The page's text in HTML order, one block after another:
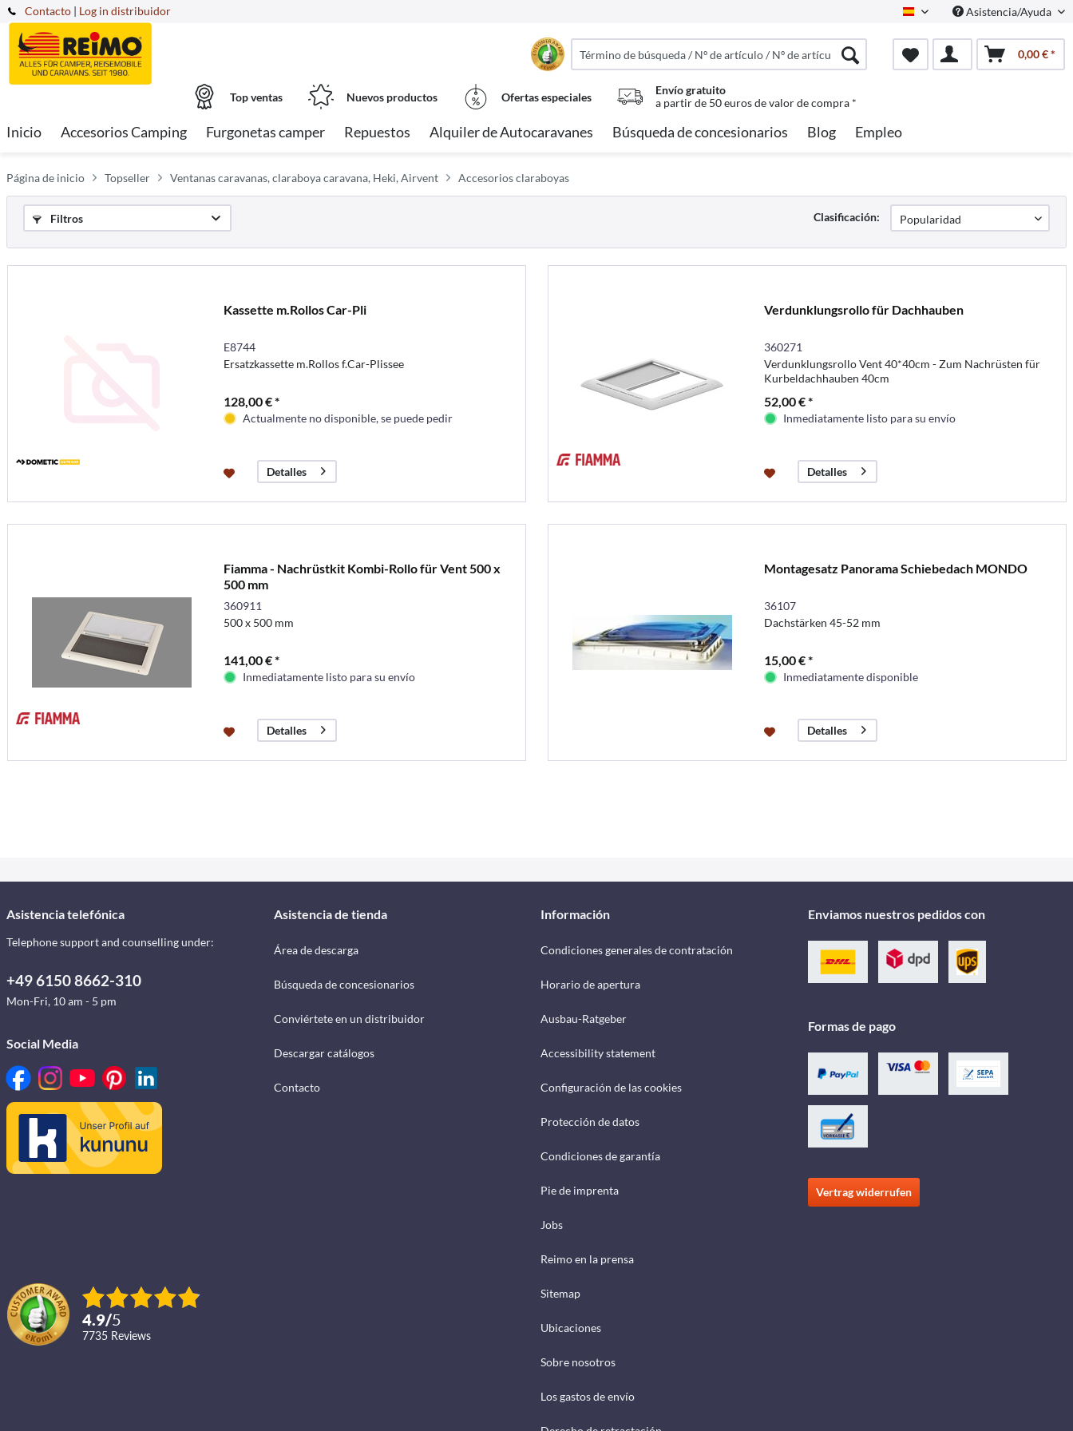
Contacto Spanisch Asistencia/Ayuda
| Log in distribuidor
0,00 € *
Top ventas Nuevos productos Ofertas especiales
Envío gratuito
a partir de 50 euros de valor de compra *
Inicio Accesorios Camping Furgonetas camper Repuestos Alquiler de Autocaravanes Búsqueda de concesionarios Blog Empleo
Página de inicio Topseller Ventanas caravanas, claraboya caravana, Heki, Airvent Accesorios claraboyas
Filtros Clasificación:
Kassette m.Rollos Car-Pli
E8744
Ersatzkassette m.Rollos f.Car-Plissee
128,00 € *
Actualmente no disponible, se puede pedir
Detalles
Verdunklungsrollo für Dachhauben
360271
Verdunklungsrollo Vent 40*40cm - Zum Nachrüsten für
Kurbeldachhauben 40cm
52,00 € *
Inmediatamente listo para su envío
Detalles
Fiamma - Nachrüstkit Kombi-Rollo für Vent 500 x
500 mm
360911
500 x 500 mm
141,00 € *
Inmediatamente listo para su envío
Detalles
Montagesatz Panorama Schiebedach MONDO
36107
Dachstärken 45-52 mm
15,00 € *
Inmediatamente disponible
Detalles
Asistencia telefónica
Telephone support and counselling under:
+49 6150 8662-310
Mon-Fri, 10 am - 5 pm
Social Media
4.9/5
7735 reviews
Asistencia de tienda
Área de descarga
Búsqueda de concesionarios
Conviértete en un distribuidor
Descargar catálogos
Contacto
Información
Condiciones generales de contratación
Horario de apertura
Ausbau-Ratgeber
Accessibility statement
Configuración de las cookies
Protección de datos
Condiciones de garantía
Pie de imprenta
Jobs
Reimo en la prensa
Sitemap
Ubicaciones
Sobre nosotros
Los gastos de envío
Enviamos nuestros pedidos con
Formas de pago
Vertrag widerrufen